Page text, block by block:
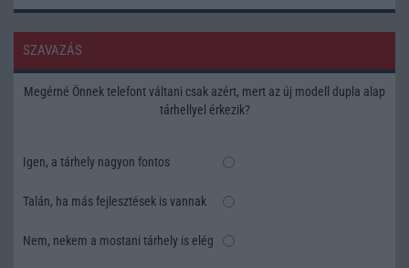
SZAVAZÁS
Megérné Önnek telefont váltani csak azért, mert az új modell dupla alap
tárhellyel érkezik?
Igen, a tárhely nagyon fontos
Talán, ha más fejlesztések is vannak
Nem, nekem a mostani tárhely is elég